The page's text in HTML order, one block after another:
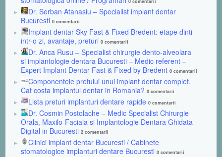
0 comentarii
Dr. Serban Atanasiu – Specialist implant dentar
Bucuresti 0 comentarii
Implant dentar Sky Fast & Fixed Bredent: etape dinti
intr-o zi, avantaje, preturi 0 comentarii
Dr. Anca Rusu – Specialist chirurgie dento-alveolara
si implantologie dentara Bucuresti – Medic referent –
Expert Implant Dentar Fast & Fixed by Bredent 0 comentarii
Componentele pretului unui implant dentar complet.
Cat costa implantul dentar in Romania? 0 comentarii
Lista preturi implanturi dentare rapide 0 comentarii
Dr. Cosmin Postolache – Medic Specialist Chirurgie
Orala, Maxilo-Faciala si Implantologie Dentara Ghidata
Digital in Bucuresti 2 comentarii
Clinici implant dentar Bucuresti / Cabinete
stomatologice implanturi dentare Bucuresti 0 comentarii